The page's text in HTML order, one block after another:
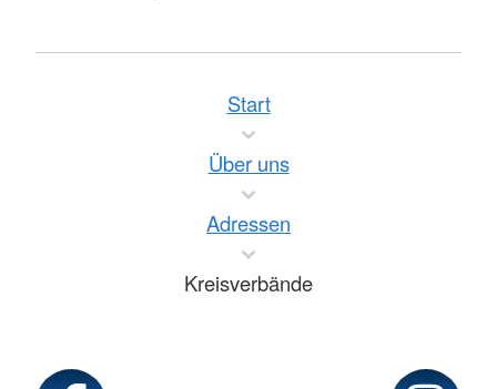
Start
Über uns
Adressen
Kreisverbände